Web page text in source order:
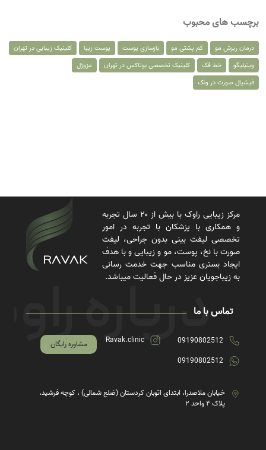
برچسب های محبوب
درمان ریزش مو کم پشتی مو بازسازی پوست پوست زیبا
کلینیک زیبایی در تهران
ویتیلیگو
خط فک کلینیک تخصصی بوتاکس در تهران
مزوژل
فیشیال صورت در ونک
مرکز زیبایی راوک با بیش از ۲۰ سال تجربه
و همکاری با پزشکان با تجربه در امور
تخصصی لیفت بینی بدون جراحی، لیفت
صورت با نخ، پوست، مو و زیبایی و با هدف
ایجاد بستری مناسب جهت خدمت رسانی
به زیباجویان عزیز در حال فعالیت میباشد.
تماس با ما
09190802512
09190802512
Ravak.clinic مشاوره رایگان
خیابان ملاصدرا، ابتدای اتوبان کردستان (ضلع شمالی) ، کوچه فرشید،
پلاک ۴ واحد ۲